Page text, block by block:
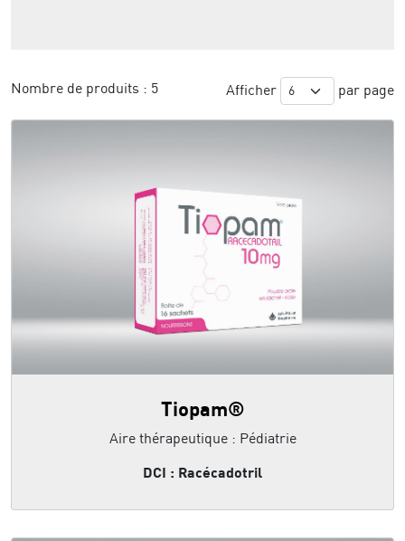
Nombre de produits : 5 Afficher par page
Tiopam®
Aire thérapeutique : Pédiatrie
DCI : Racécadotril